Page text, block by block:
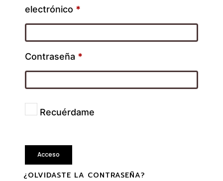
electrónico *
Contraseña *
Recuérdame
Acceso
¿OLVIDASTE LA CONTRASEÑA?